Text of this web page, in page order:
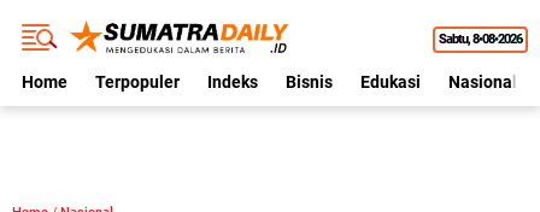
Sabtu 8•08•2026
Home Terpopuler Indeks Bisnis Edukasi Nasional